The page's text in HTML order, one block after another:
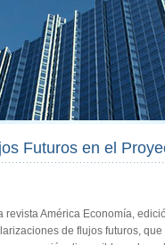
Futuros en el
América Economía,
de flujos futuros,